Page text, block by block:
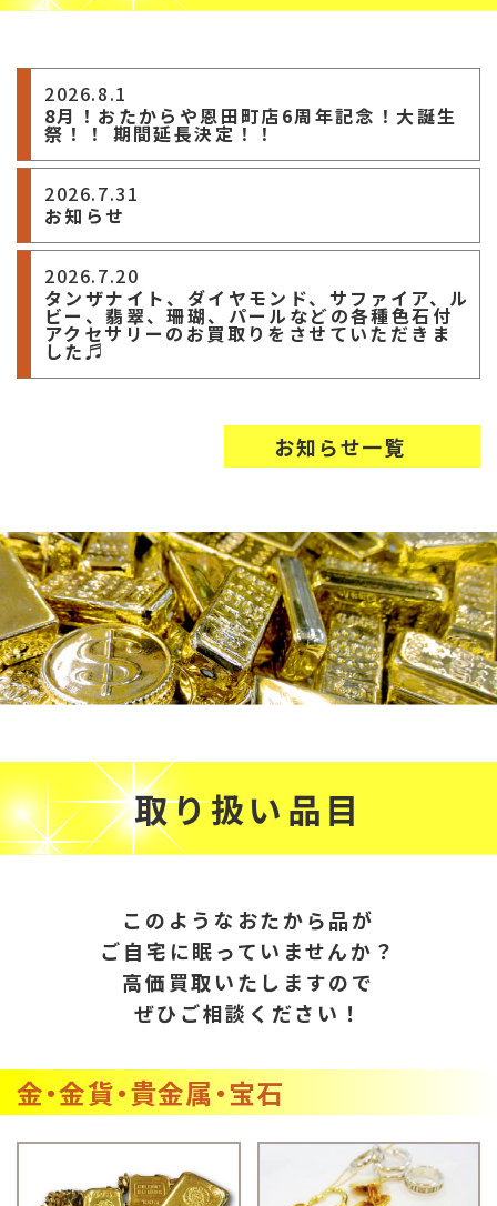
2026.8.1
8月！おたからや恩田町店6周年記念！大誕生
祭！！ 期間延長決定！！
2026.7.31
お知らせ
2026.7.20
タンザナイト、ダイヤモンド、サファイア、ル
ビー、翡翠、珊瑚、パールなどの各種色石付
アクセサリーのお買取りをさせていただきま
した♬
お知らせ一覧
取り扱い品目
このようなおたから品が
ご自宅に眠っていませんか？
高価買取いたしますので
ぜひご相談ください！
金・金貨・貴金属・宝石